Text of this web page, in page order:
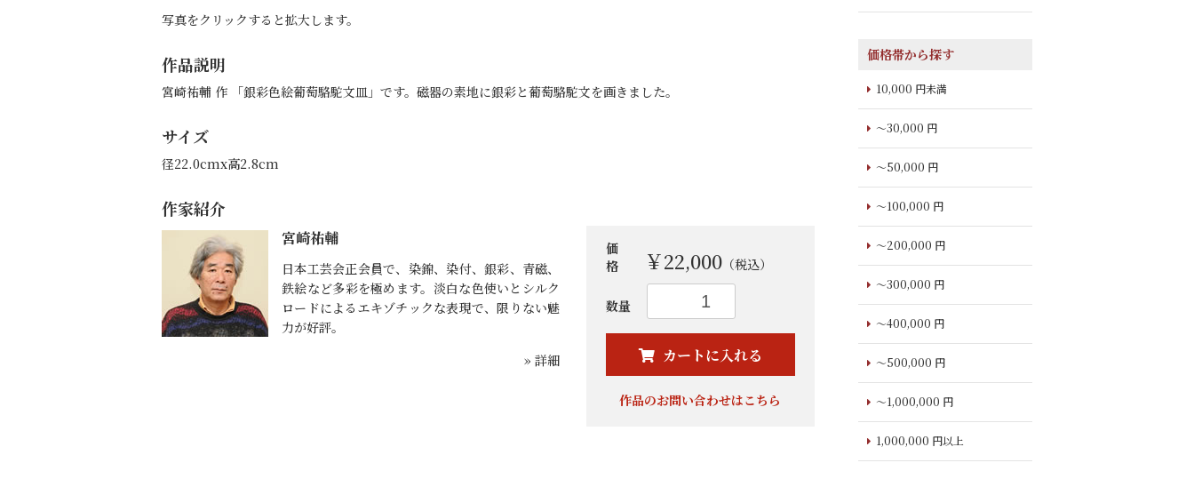
写真をクリックすると拡大します。
作品説明
宮崎祐輔 作 「銀彩色絵葡萄駱駝文皿」です。磁器の素地に銀彩と葡萄駱駝文を画きました。
サイズ
径22.0cmx高2.8cm
作家紹介
宮崎祐輔
日本工芸会正会員で、染錦、染付、銀彩、青磁、
鉄絵など多彩を極めます。淡白な色使いとシルク
ロードによるエキゾチックな表現で、限りない魅
力が好評。
» 詳細
価
格
￥22,000（税込）
数量
カートに入れる
カートへ進む
作品のお問い合わせはこちら
価格帯から探す
10,000 円未満
～30,000 円
～50,000 円
～100,000 円
～200,000 円
～300,000 円
～400,000 円
～500,000 円
～1,000,000 円
1,000,000 円以上